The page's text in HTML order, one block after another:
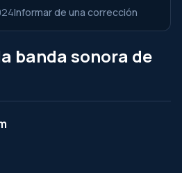
Informar de una corrección
banda sonora de